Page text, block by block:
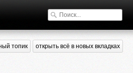
топик открыть всё в новых вкладках